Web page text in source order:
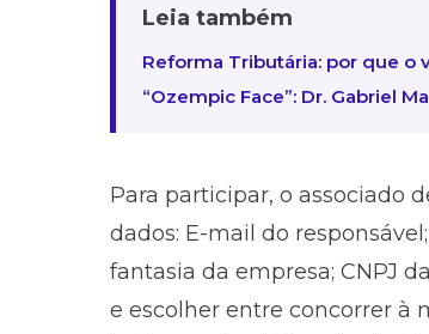
Leia também
Reforma Tributária: por que o
“Ozempic Face”: Dr. Gabriel
Para participar, o associado
dados: E-mail do
fantasia da empresa; CNPJ
e escolher entre concorrer à